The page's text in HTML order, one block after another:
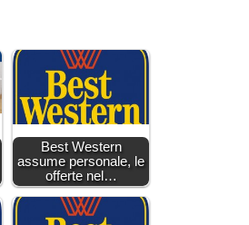
Best Western
assume personale, le
offerte nel…